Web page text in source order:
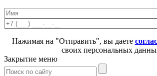
Нажимая на "Отправить", вы даете
своих персональных
Закрытие меню